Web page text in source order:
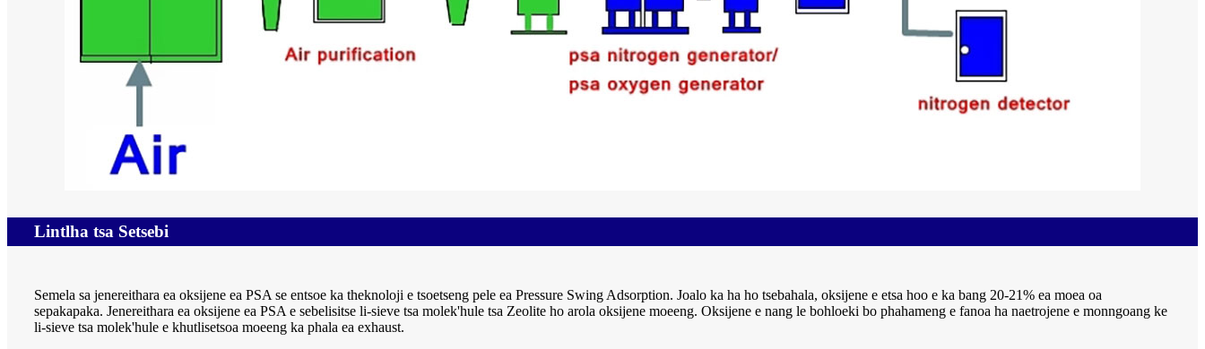
Lintlha tsa Setsebi
Semela sa jenereithara ea oksijene ea PSA se entsoe ka theknoloji e tsoetseng pele ea Pressure Swing Adsorption. Joalo ka ha ho tsebahala, oksijene e etsa hoo e ka bang 20-21% ea moea oa
sepakapaka. Jenereithara ea oksijene ea PSA e sebelisitse li-sieve tsa molek'hule tsa Zeolite ho arola oksijene moeeng. Oksijene e nang le bohloeki bo phahameng e fanoa ha naetrojene e monngoang ke
li-sieve tsa molek'hule e khutlisetsoa moeeng ka phala ea exhaust.